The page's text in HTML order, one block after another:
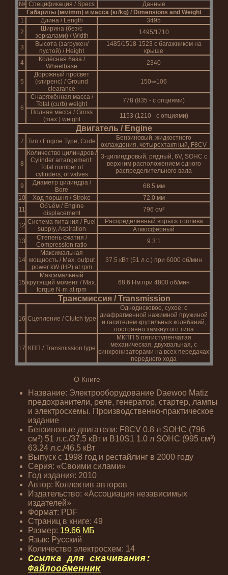
№ Спецификация / Specs
Данные
Габариты (мм/mm) и масса (кг/kg) / Dimensions and Weight
1
Длина / Length
3495
2
Ширина (без/с
зеркалами) / Width
1495/1710
3
Высота (загружен/
пустой) / Height
1485/1518-1523 с багажником на
крыше
4
Колёсная база /
Wheelbase
2340
5
Дорожный просвет
(клиренс) / Ground
clearance
150⇒106
6
Снаряжённая масса /
Total (curb) weight
778 (835 - с опциями)
Полная масса / Gross
(max.) weight
1153 (1210 - с опциями)
Двигатель / Engine
7 Тип / Engine Type, Code
Бензиновый, жидкостного
охлаждения, четырехтактный, F8CV
8
Количество цилиндров /
Cylinder arrangement:
Total number of
cylinders, of valves
3-цилиндровый, рядный, 6V, SOHC с
верхним расположением одного
распределительного вала
9
Диаметр цилиндра /
Bore
68.5 мм
10
Ход поршня / Stroke
72.0 мм
11
Объём / Engine
displacement
796 см³
12 Система питания / Fuel
supply, Aspiration
Распределенный впрыск топлива
Атмосферный
13
Степень сжатия /
Compression ratio
9.3:1
14
Максимальная
мощность / Max. output
power kW (HP) at rpm
37.5 кВт (51 л.с.) при 6000 об/мин
15
Максимальный
крутящий момент / Max.
torque N·m at rpm
68.6 Нм при 4800 об/мин
Трансмиссия / Transmission
16 Сцепление / Clutch type
Однодисковое, сухое, с
диафрагменной нажимной пружиной
и гасителем крутильных колебаний,
постоянно замкнутого типа
17 КПП / Transmission type
МКПП 5 пятиступенчатая
механическая, двухвальная, с
синхронизаторами на всех передачах
переднего хода
О Книге
Название: Электрооборудование Daewoo Matiz
предохранители, реле, генератор, стартер, лампы
и электросхемы. Производственно-практическое
издание
Бензиновые двигатели: F8CV 0.8 л SOHC (796
см³) 51 л.с./37.5 кВт и B10S1 1.0 л SOHC (995 см³)
63.24 л.с./46.5 кВт
Выпуск с 1998 год и рестайлинг в 2000 году
Серия: «Своими силами»
Год издания: 2010
Автор: Коллектив авторов
Издательство: «Ассоциация независимых
издателей»
Формат: PDF
Страниц в книге: 49
Размер: 19.66 МБ
Язык: Русский
Количество электросхем: 14
Ссылка для скачивания:
Файлообменник